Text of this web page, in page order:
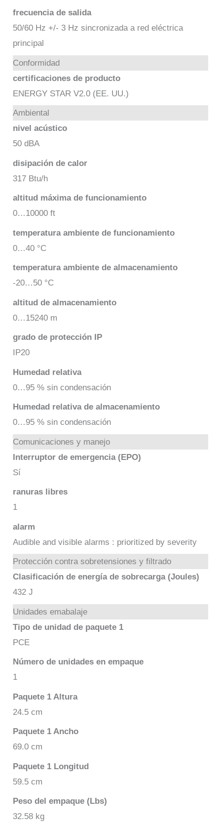
frecuencia de salida
50/60 Hz +/- 3 Hz sincronizada a red eléctrica
principal
Conformidad
certificaciones de producto
ENERGY STAR V2.0 (EE. UU.)
Ambiental
nivel acústico
50 dBA
disipación de calor
317 Btu/h
altitud máxima de funcionamiento
0…10000 ft
temperatura ambiente de funcionamiento
0…40 °C
temperatura ambiente de almacenamiento
-20…50 °C
altitud de almacenamiento
0…15240 m
grado de protección IP
IP20
Humedad relativa
0…95 % sin condensación
Humedad relativa de almacenamiento
0…95 % sin condensación
Comunicaciones y manejo
Interruptor de emergencia (EPO)
Sí
ranuras libres
1
alarm
Audible and visible alarms : prioritized by severity
Protección contra sobretensiones y filtrado
Clasificación de energía de sobrecarga (Joules)
432 J
Unidades emabalaje
Tipo de unidad de paquete 1
PCE
Número de unidades en empaque
1
Paquete 1 Altura
24.5 cm
Paquete 1 Ancho
69.0 cm
Paquete 1 Longitud
59.5 cm
Peso del empaque (Lbs)
32.58 kg